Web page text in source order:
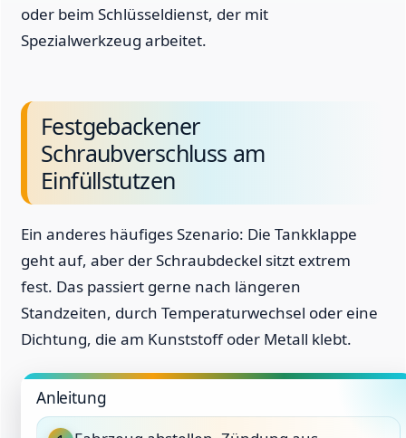
oder beim Schlüsseldienst, der mit
Spezialwerkzeug arbeitet.
Festgebackener
Schraubverschluss am
Einfüllstutzen
Ein anderes häufiges Szenario: Die Tankklappe
geht auf, aber der Schraubdeckel sitzt extrem
fest. Das passiert gerne nach längeren
Standzeiten, durch Temperaturwechsel oder eine
Dichtung, die am Kunststoff oder Metall klebt.
Anleitung